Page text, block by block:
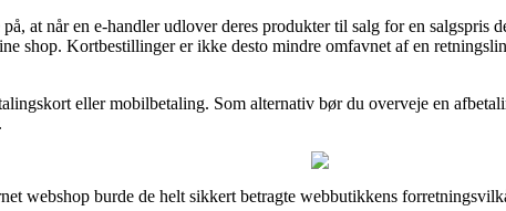
at når en e-handler udlover deres produkter til salg for en salgspris
shop. Kortbestillinger er ikke desto mindre omfavnet af en
eller mobilbetaling. Som alternativ bør du overveje en
webshop burde de helt sikkert betragte webbutikkens